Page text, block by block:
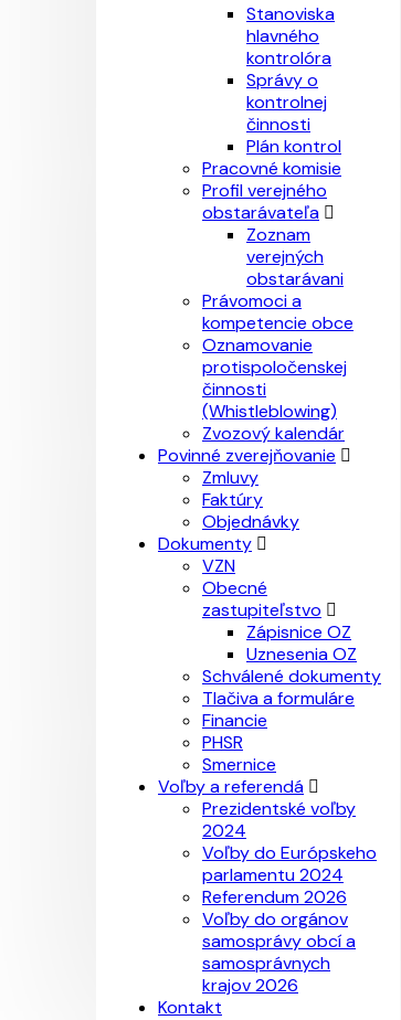
Stanoviska
hlavného
kontrolóra
Správy o
kontrolnej
činnosti
Plán kontrol
Pracovné komisie
Profil verejného
obstarávateľa
Zoznam
verejných
obstarávani
Právomoci a
kompetencie obce
Oznamovanie
protispoločenskej
činnosti
(Whistleblowing)
Zvozový kalendár
Povinné zverejňovanie
Zmluvy
Faktúry
Objednávky
Dokumenty
VZN
Obecné
zastupiteľstvo
Zápisnice OZ
Uznesenia OZ
Schválené dokumenty
Tlačiva a formuláre
Financie
PHSR
Smernice
Voľby a referendá
Prezidentské voľby
2024
Voľby do Európskeho
parlamentu 2024
Referendum 2026
Voľby do orgánov
samosprávy obcí a
samosprávnych
krajov 2026
Kontakt